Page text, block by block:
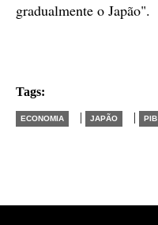
gradualmente o Japão".
Tags:
ECONOMIA | JAPÃO | PIB